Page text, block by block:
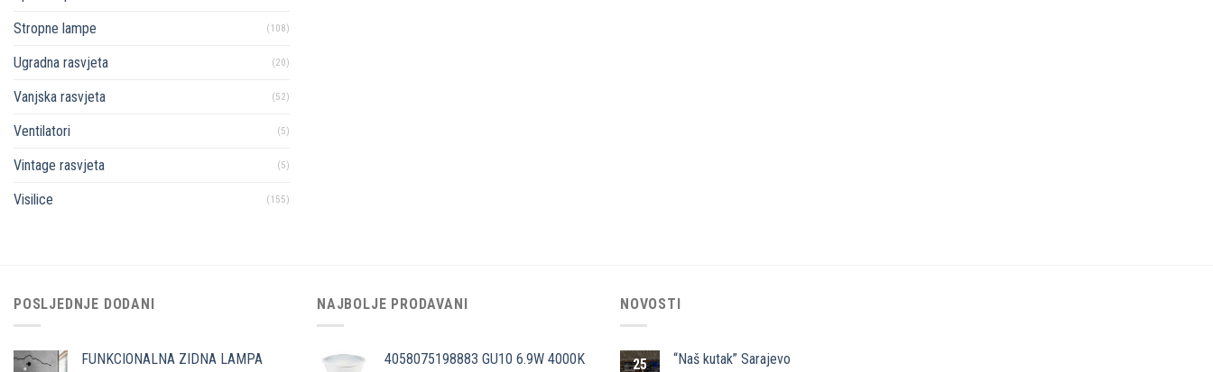
Stropne lampe
(108)
Ugradna rasvjeta (20)
Vanjska rasvjeta (52)
Ventilatori (5)
Vintage rasvjeta (5)
Visilice (155)
POSLJEDNJE DODANI
FUNKCIONALNA ZIDNA LAMPA
NAJBOLJE PRODAVANI
4058075198883 GU10 6.9W 4000K
NOVOSTI
25 “Naš kutak” Sarajevo